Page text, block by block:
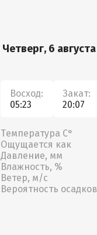
Четверг, 6 августа
Восход:
05:23
Закат:
20:07
Температура С°
Ощущается как
Давление, мм
Влажность, %
Ветер, м/с
Вероятность